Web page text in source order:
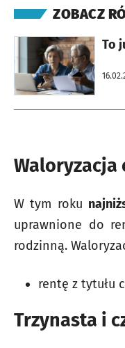
ZOBACZ
To
otworzy się w nowej karcie
Waloryzacja
W tym roku
uprawnione do
rodzinną.
rentę z tytułu
Trzynasta i